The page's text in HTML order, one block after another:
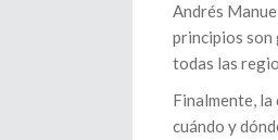
Andrés
principios son
todas las
Finalmente,
cuándo y